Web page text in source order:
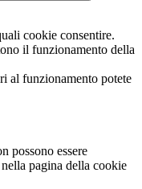
cookie consentire.
il funzionamento della
al funzionamento potete
possono essere
pagina della cookie